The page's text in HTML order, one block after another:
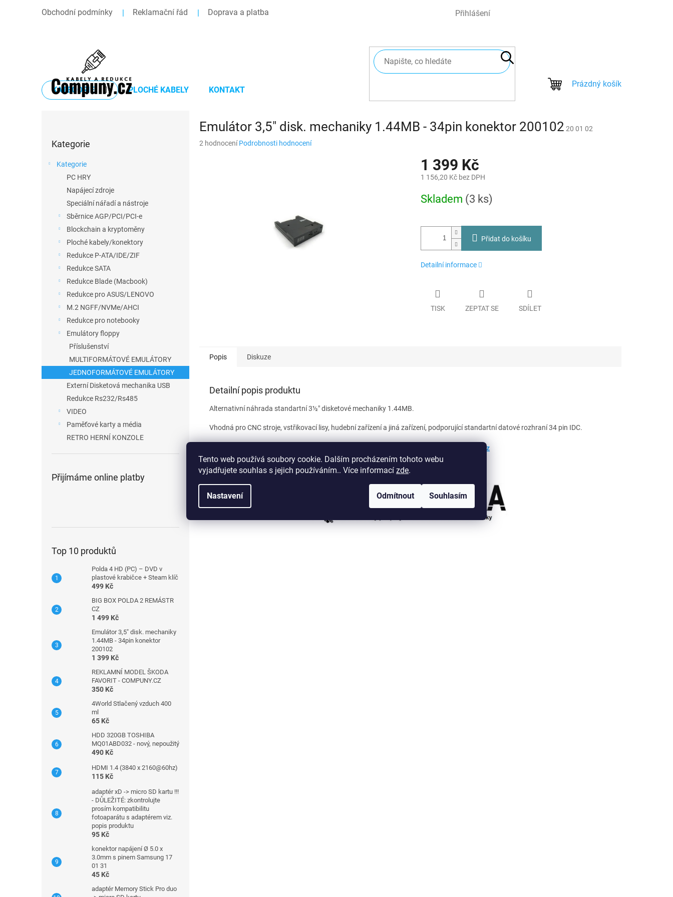
Tento web používá soubory cookie. Dalším procházením tohoto webu
vyjadřujete souhlas s jejich používáním.. Více informací zde.
Nastavení Odmítnout Souhlasím
Obchodní podmínky Reklamační řád Doprava a platba Přihlášení
NÁKUPNÍ
Prázdný košík
KATEGORIE PLOCHÉ KABELY KONTAKT
kategorie
Kategorie
Kategorie
PC HRY
Napájecí zdroje
Speciální nářadí a nástroje
Sběrnice AGP/PCI/PCI-e
Blockchain a kryptoměny
Ploché kabely/konektory
Redukce P-ATA/IDE/ZIF
Redukce SATA
Redukce Blade (Macbook)
Redukce pro ASUS/LENOVO
M.2 NGFF/NVMe/AHCI
Redukce pro notebooky
Emulátory floppy
Příslušenství
MULTIFORMÁTOVÉ EMULÁTORY
JEDNOFORMÁTOVÉ EMULÁTORY
Externí Disketová mechanika USB
Redukce Rs232/Rs485
VIDEO
Paměťové karty a média
RETRO HERNÍ KONZOLE
Přijímáme online platby
Top 10 produktů
Polda 4 HD (PC) – DVD v
plastové krabičce + Steam klíč
499 Kč
BIG BOX POLDA 2 REMÁSTR
CZ
1 499 Kč
Emulátor 3,5" disk. mechaniky
1.44MB - 34pin konektor
200102
1 399 Kč
REKLAMNÍ MODEL ŠKODA
FAVORIT - COMPUNY.CZ
350 Kč
4World Stlačený vzduch 400
ml
65 Kč
HDD 320GB TOSHIBA
MQ01ABD032 - nový, nepoužitý
490 Kč
HDMI 1.4 (3840 x 2160@60hz)
115 Kč
adaptér xD -> micro SD kartu !!!
- DŮLEŽITÉ: zkontrolujte
prosím kompatibilitu
fotoaparátu s adaptérem viz.
popis produktu
95 Kč
konektor napájení Ø 5.0 x
3.0mm s pinem Samsung 17
01 31
45 Kč
adaptér Memory Stick Pro duo
Emulátor 3,5" disk. mechaniky 1.44MB - 34pin konektor 200102 20 01 02
Průměrné
2 hodnocení Podrobnosti hodnocení
1 399 Kč
1 156,20 Kč bez DPH
cena:
Skladem (3 ks)
Přidat do košíku
Detailní informace
TISK ZEPTAT SE SDÍLET
Popis Diskuze
Detailní popis produktu
Alternativní náhrada standartní 3½" disketové mechaniky 1.44MB.
Vhodná pro CNC stroje, vstřikovací lisy, hudební zařízení a jiná zařízení, podporující standartní datové rozhraní 34 pin IDC.
emulatory(zavináč)compuny.cz